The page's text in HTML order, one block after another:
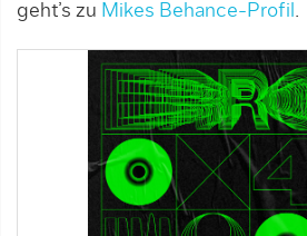
geht’s zu Mikes Behance-Profil .